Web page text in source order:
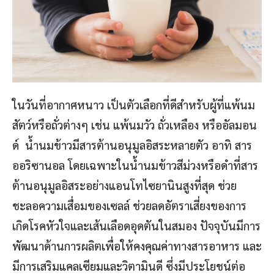
ในวันที่อากาศหนาว เป็นตัวเลือกที่ดีสำหรับผู้ที่แพ้นม
สัตว์หรือถั่วต่างๆ เช่น แพ้นมวัว ถั่วเหลือง หรืออัลมอน
ด์ น้ำนมข้าวมีสารต้านอนุมูลอิสระหลายตัว อาทิ สาร
ออริซานอล โดยเฉพาะในน้ำนมข้าวสีม่วงหรือดำที่สาร
ต้านอนุมูลอิสระอย่างแอนโทไซยานินสูงที่สุด ช่วย
ชะลอความเสื่อมของเซลล์ ช่วยลดอัตราเสี่ยงของการ
เกิดโรคหัวใจและเส้นเลือดอุดตันในสมอง ปัจจุบันมีการ
พัฒนาด้านการผลิตเพื่อให้คงคุณค่าทางสารอาหาร และ
มีการเสริมแคลเซียมและวิตามินดี ซึ่งมีประโยชน์ต่อ